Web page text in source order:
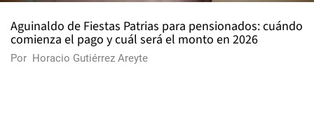
Aguinaldo de Fiestas Patrias para pensionados: cuándo
comienza el pago y cuál será el monto en 2026
Por Horacio Gutiérrez Areyte